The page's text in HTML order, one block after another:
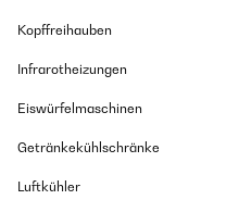
Kopffreihauben
Infrarotheizungen
Eiswürfelmaschinen
Getränkekühlschränke
Luftkühler